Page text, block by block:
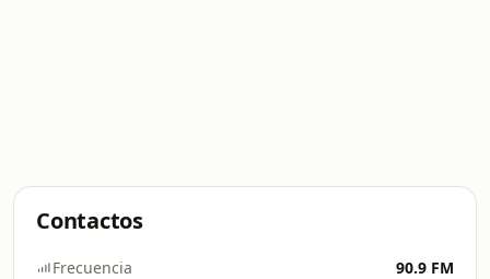
Contactos
Frecuencia 90.9 FM